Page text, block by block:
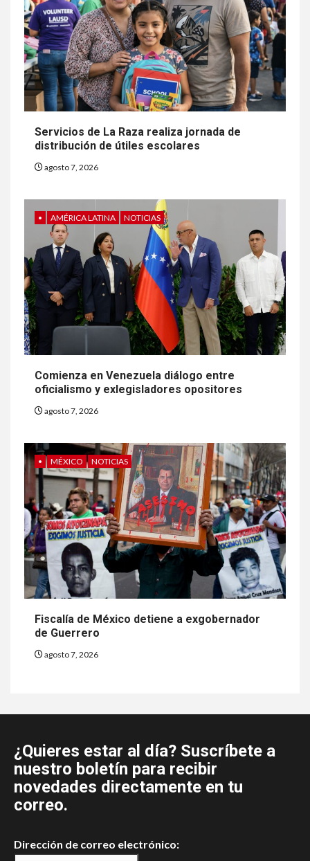
Servicios de La Raza realiza jornada de
distribución de útiles escolares
agosto 7, 2026
• AMÉRICA LATINA NOTICIAS
Comienza en Venezuela diálogo entre
oficialismo y exlegisladores opositores
agosto 7, 2026
• MÉXICO NOTICIAS
Fiscalía de México detiene a exgobernador
de Guerrero
agosto 7, 2026
¿Quieres estar al día? Suscríbete a
nuestro boletín para recibir
novedades directamente en tu
correo.
Dirección de correo electrónico: